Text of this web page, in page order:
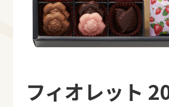
フィオレット